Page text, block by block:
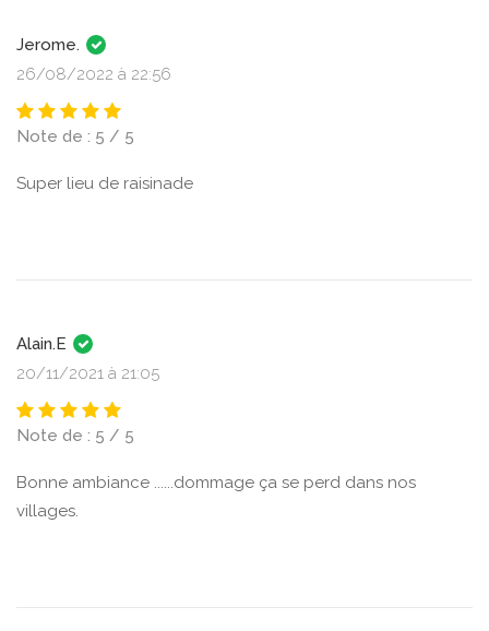
Jerome.
26/08/2022 à 22:56
Note de : 5 / 5
Super lieu de raisinade
Alain.E
20/11/2021 à 21:05
Note de : 5 / 5
Bonne ambiance ......dommage ça se perd dans nos
villages.